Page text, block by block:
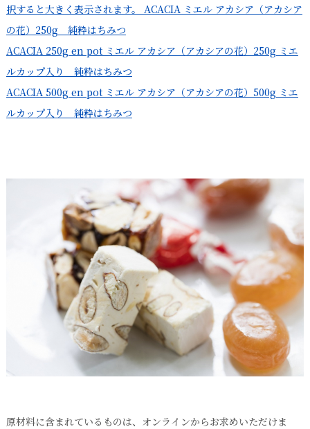
択すると大きく表示されます。 ACACIA ミエル アカシア（アカシア
の花）250g 純粋はちみつ
ACACIA 250g en pot ミエル アカシア（アカシアの花）250g ミエ
ルカップ入り 純粋はちみつ
ACACIA 500g en pot ミエル アカシア（アカシアの花）500g ミエ
ルカップ入り 純粋はちみつ
原材料に含まれているものは、オンラインからお求めいただけま